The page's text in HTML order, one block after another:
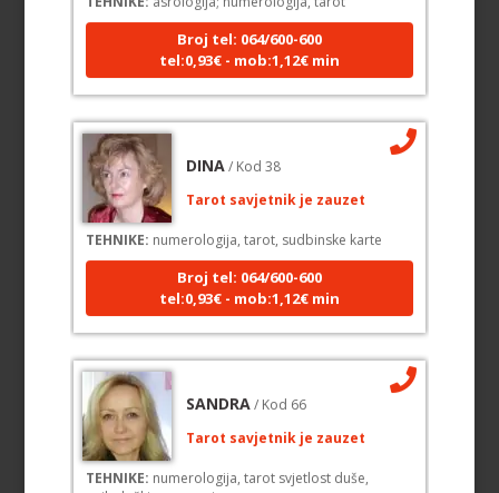
Broj tel: 064/600-600
tel:0,93€ - mob:1,12€ min
TEHNIKE:numerologija, tarot, sudbinske karte
Broj tel: 064/600-600
tel:0,93€ - mob:1,12€ min
TEHNIKE:numerologija, tarot svjetlost duše,
psihološki razgovori